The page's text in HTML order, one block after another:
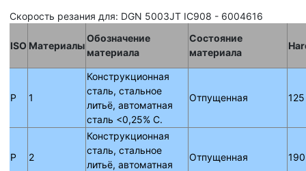
Скорость резания для: DGN 5003JT IC908 - 6004616
ISO Материалы
Обозначение
материала
Состояние
материала
P 1
Конструкционная
сталь, стальное
литьё, автоматная
сталь <0,25% C.
Отпущенная
P 2
Конструкционная
сталь, стальное
литьё, автоматная
Отпущенная